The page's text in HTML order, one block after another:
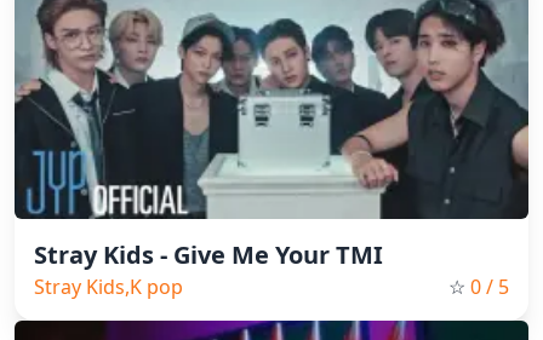
Stray Kids - Give Me Your TMI
Stray Kids,K pop ☆ 0/ 5